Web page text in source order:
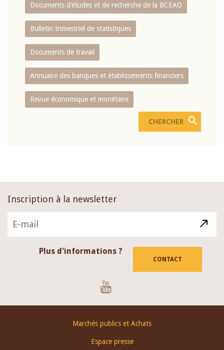
Documents d’études et de recherche de la BCEAO
Bulletin trimestriel de statistiques
Documents de travail
Annuaire des banques et établissements financiers
Revue économique et monétaire
Inscription à la newsletter
Plus d'informations ?
CONTACT
Marchés publics et Achats
Espace presse